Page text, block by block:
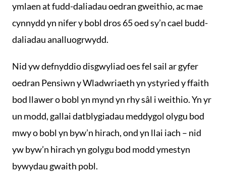
ymlaen at fudd-daliadau oedran gweithio, ac mae
cynnydd yn nifer y bobl dros 65 oed sy’n cael budd-
daliadau analluogrwydd.
Nid yw defnyddio disgwyliad oes fel sail ar gyfer
oedran Pensiwn y Wladwriaeth yn ystyried y ffaith
bod llawer o bobl yn mynd yn rhy sâl i weithio. Yn yr
un modd, gallai datblygiadau meddygol olygu bod
mwy o bobl yn byw’n hirach, ond yn llai iach – nid
yw byw’n hirach yn golygu bod modd ymestyn
bywydau gwaith pobl.